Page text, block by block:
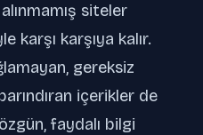
siteler
karşı karşıya kalır.
gereksiz
içerikler de
faydalı bilgi